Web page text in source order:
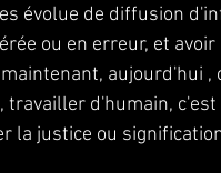
évolue de diffusion
ou en erreur, et
aujourd'hui
travailler d'humain,
la justice ou